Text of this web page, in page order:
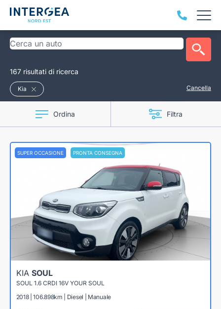
167 risultati di ricerca
Kia Cancella
Ordina Filtra
SUPER OCCASIONE PRONTA CONSEGNA
KIA SOUL
SOUL 1.6 CRDI 16V YOUR SOUL
2018 | 106.898km | Diesel | Manuale